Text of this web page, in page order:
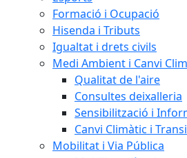
Formació i Ocupació
Hisenda i Tributs
Igualtat i drets civils
Medi Ambient i Canvi
Qualitat de l'aire
Consultes deixalleria
Sensibilització i
Canvi Climàtic i
Mobilitat i Via Pública